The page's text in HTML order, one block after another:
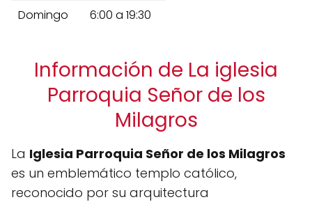
Domingo
6:00 a 19:30
Información de La iglesia
Parroquia Señor de los
Milagros
La Iglesia Parroquia Señor de los Milagros
es un emblemático templo católico,
reconocido por su arquitectura